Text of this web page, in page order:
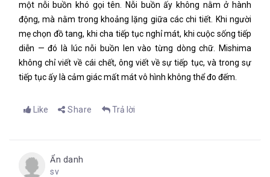
một nỗi buồn khó gọi tên. Nỗi buồn ấy không nằm ở hành
động, mà nằm trong khoảng lặng giữa các chi tiết. Khi người
mẹ chọn đồ tang, khi cha tiếp tục nghỉ mát, khi cuộc sống tiếp
diễn — đó là lúc nỗi buồn len vào từng dòng chữ. Mishima
không chỉ viết về cái chết, ông viết về sự tiếp tục, và trong sự
tiếp tục ấy là cảm giác mất mát vô hình không thể đo đếm.
Like Share Trả lời
Ẩn danh
sv